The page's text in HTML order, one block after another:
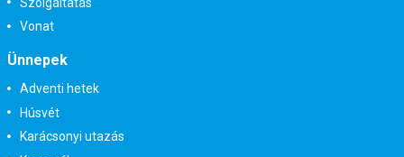
Vonat
Ünnepek
Adventi hetek
Húsvét
Karácsonyi utazás